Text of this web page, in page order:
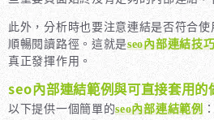
此外，分析時也要注意連結是否符合
順暢閱讀路徑。這就是seo內部連結技巧
真正發揮作用。
seo內部連結範例與可直接套用的
以下提供一個簡單的seo內部連結範例